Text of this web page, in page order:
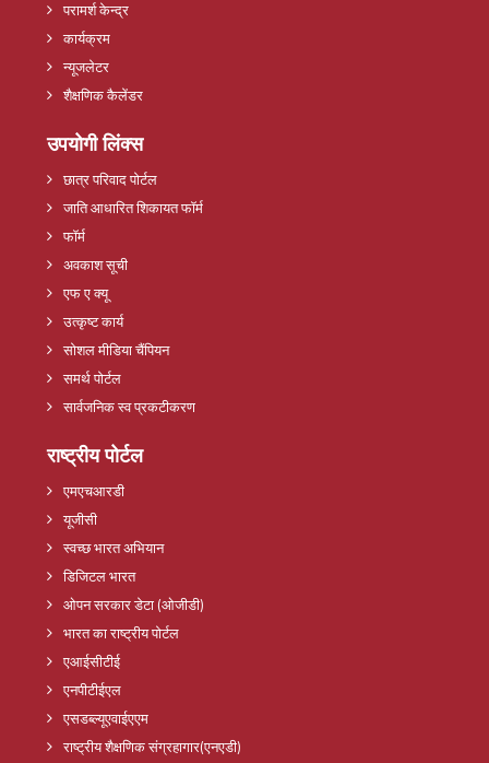
परामर्श केन्द्र
कार्यक्रम
न्यूजलेटर
शैक्षणिक कैलेंडर
उपयोगी लिंक्स
छात्र परिवाद पोर्टल
जाति आधारित शिकायत फॉर्म
फॉर्म
अवकाश सूची
एफ ए क्यू
उत्कृष्ट कार्य
सोशल मीडिया चैंपियन
समर्थ पोर्टल
सार्वजनिक स्व प्रकटीकरण
राष्ट्रीय पोर्टल
एमएचआरडी
यूजीसी
स्वच्छ भारत अभियान
डिजिटल भारत
ओपन सरकार डेटा (ओजीडी)
भारत का राष्ट्रीय पोर्टल
एआईसीटीई
एनपीटीईएल
एसडब्ल्यूएवाईएएम
राष्ट्रीय शैक्षणिक संग्रहागार(एनएडी)